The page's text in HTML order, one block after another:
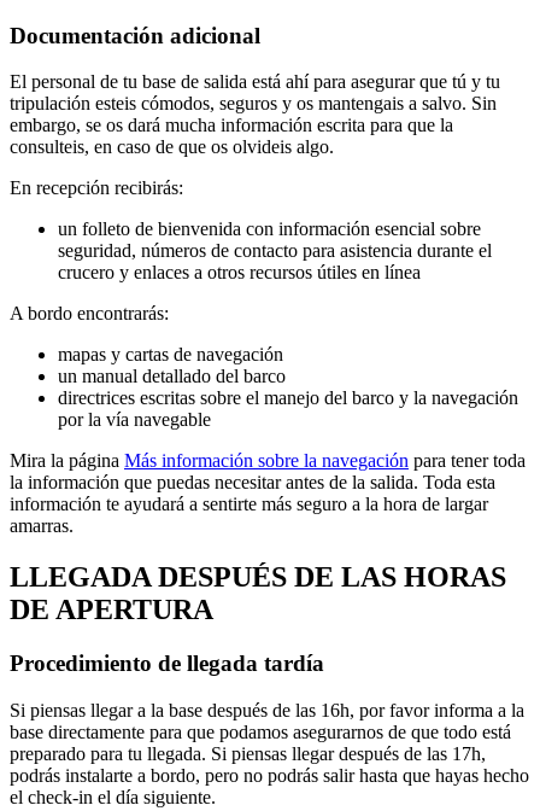
Documentación adicional
El personal de tu base de salida está ahí para asegurar que tú y tu
tripulación esteis cómodos, seguros y os mantengais a salvo. Sin
embargo, se os dará mucha información escrita para que la
consulteis, en caso de que os olvideis algo.
En recepción recibirás:
un folleto de bienvenida con información esencial sobre
seguridad, números de contacto para asistencia durante el
crucero y enlaces a otros recursos útiles en línea
A bordo encontrarás:
mapas y cartas de navegación
un manual detallado del barco
directrices escritas sobre el manejo del barco y la navegación
por la vía navegable
Mira la página Más información sobre la navegación para tener toda
la información que puedas necesitar antes de la salida. Toda esta
información te ayudará a sentirte más seguro a la hora de largar
amarras.
LLEGADA DESPUÉS DE LAS HORAS
DE APERTURA
Procedimiento de llegada tardía
Si piensas llegar a la base después de las 16h, por favor informa a la
base directamente para que podamos asegurarnos de que todo está
preparado para tu llegada. Si piensas llegar después de las 17h,
podrás instalarte a bordo, pero no podrás salir hasta que hayas hecho
el check-in el día siguiente.